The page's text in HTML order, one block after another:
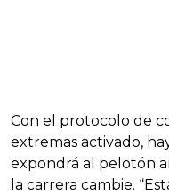
Con el protocolo de
extremas activado,
expondrá al pelotón
la carrera cambie.